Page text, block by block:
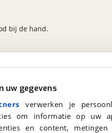
uw gegevens
verwerken je
om informatie op
en content,
bij de hand.